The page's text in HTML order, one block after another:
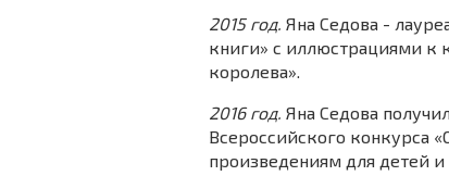
2015 год. Яна Седова -
книги» с иллюстрациями к
королева».
2016 год. Яна Седова
Всероссийского конкурса
произведениям для детей